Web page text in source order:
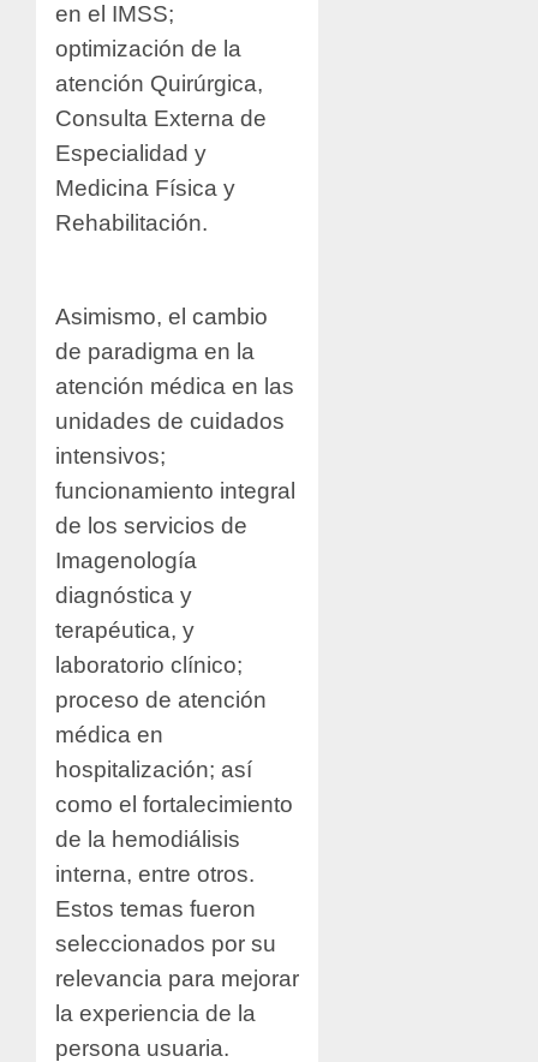
en el IMSS;
optimización de la
atención Quirúrgica,
Consulta Externa de
Especialidad y
Medicina Física y
Rehabilitación.
Asimismo, el cambio
de paradigma en la
atención médica en las
unidades de cuidados
intensivos;
funcionamiento integral
de los servicios de
Imagenología
diagnóstica y
terapéutica, y
laboratorio clínico;
proceso de atención
médica en
hospitalización; así
como el fortalecimiento
de la hemodiálisis
interna, entre otros.
Estos temas fueron
seleccionados por su
relevancia para mejorar
la experiencia de la
persona usuaria.